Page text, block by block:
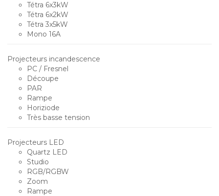
Tétra 6x3kW
Tétra 6x2kW
Tétra 3x5kW
Mono 16A
Projecteurs incandescence
PC / Fresnel
Découpe
PAR
Rampe
Horiziode
Très basse tension
Projecteurs LED
Quartz LED
Studio
RGB/RGBW
Zoom
Rampe